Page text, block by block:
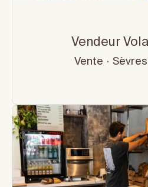
Vendeur
Vente ·